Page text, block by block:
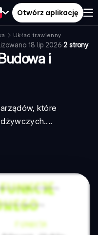
Otwórz aplikację
Układ trawienny
18 lip 2026·2 strony
i
które